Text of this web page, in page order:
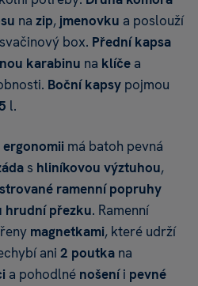
na zip, jmenovku a poslouží
box. Přední kapsa
karabinu na klíče a
Boční kapsy pojmou
l.
ergonomii má batoh pevná
s hliníkovou výztuhou,
ramenní popruhy
hrudní přezku. Ramenní
magnetkami, které udrží
ani 2 poutka na
a pohodlné nošeníi pevné